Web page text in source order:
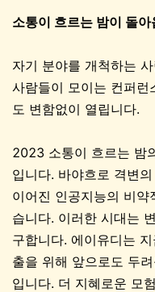
소통이 흐르는 밤이 돌
자기 분야를 개척하는
사람들이 모이는 컨퍼
도 변함없이 열립니다.
2023 소통이 흐르는 밤
입니다. 바야흐로 격변
이어진 인공지능의 비
습니다. 이러한 시대는
구합니다. 에이유디는
출을 위해 앞으로도 두
입니다. 더 지혜로운 모